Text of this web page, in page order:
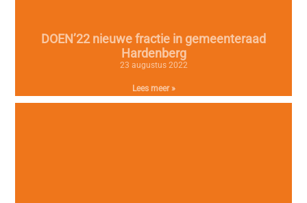
DOEN’22 nieuwe fractie in gemeenteraad
Hardenberg
23 augustus 2022
Lees meer »